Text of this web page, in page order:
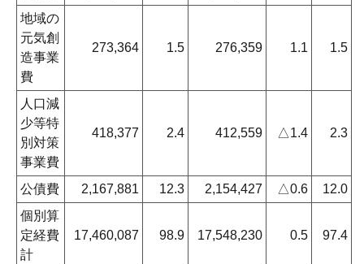
地域の
元気創
造事業
費
273,364 1.5 276,359 1.1 1.5
人口減
少等特
別対策
事業費
418,377 2.4 412,559 △1.4 2.3
公債費 2,167,881 12.3 2,154,427 △0.6
12.0
個別算
定経費
計
17,460,087 98.9 17,548,230 0.5 97.4